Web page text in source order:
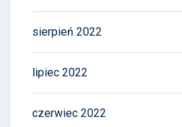
sierpień 2022
lipiec 2022
czerwiec 2022